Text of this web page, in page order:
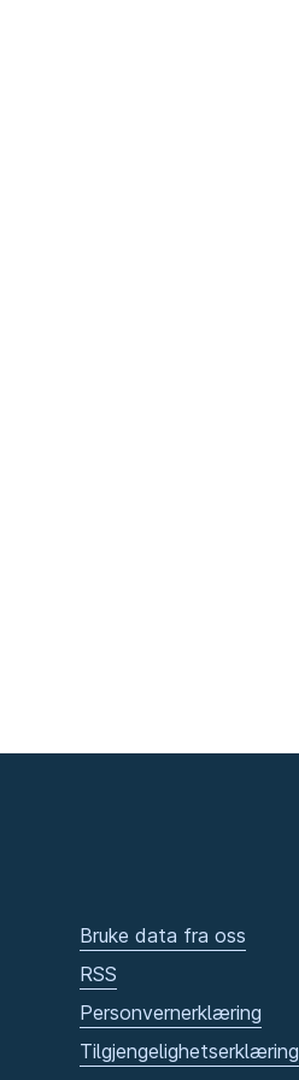
Bruke data fra oss
RSS
Personvernerklæring
Tilgjengelighetserklæring